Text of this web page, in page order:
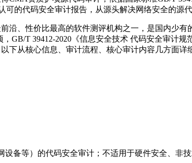
的代码安全审计报告，从源头解决网络安全的源
沿、性价比最高的软件测评机构之一，是国内少
T 39412-2020《信息安全技术 代码安全审计规
下从核心信息、审计流程、核心审计内容几方面详
备等）的代码安全审计；不适用于硬件安全、非